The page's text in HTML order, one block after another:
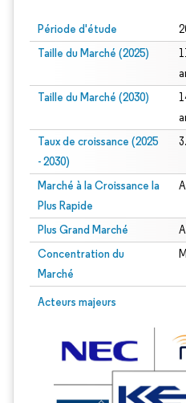
Période d'étude
Taille du Marché (2025)
Taille du Marché (2030)
Taux de croissance (2025
- 2030)
Marché à la Croissance la
Plus Rapide
Plus Grand Marché
Concentration du
Marché
Acteurs majeurs
Image © Mordor Intelligence. La